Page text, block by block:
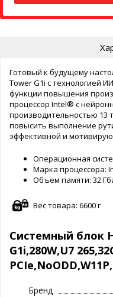
Готовый к будущему
Tower G1i с технологией
функции повышения
процессор Intel® с
производительностью 13
повысить выполнение
эффективной и
Операционная
Марка процессора:
Объем памяти: 32
Вес товара: 6600 г
Системный блок
G1i,280W,U7
Бренд